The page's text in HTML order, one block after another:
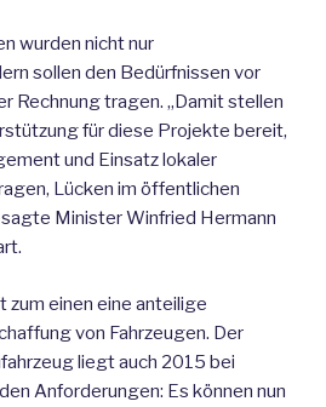
wurden nicht nur
sollen den Bedürfnissen vor
Rechnung tragen. „Damit stellen
für diese Projekte bereit,
und Einsatz lokaler
Lücken im öffentlichen
Minister Winfried Hermann
zum einen eine anteilige
von Fahrzeugen. Der
liegt auch 2015 bei
Anforderungen: Es können nun